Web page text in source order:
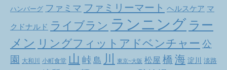
ハンバーグ ファミマ ファミリーマート ヘルスケア マ
クドナルド ライブラン ランニング ラー
メン リングフィットアドベンチャー 公
園
大和川 小町食堂 山 峠 島 川 東京~大阪 松屋 橋 海 淀川
淡路